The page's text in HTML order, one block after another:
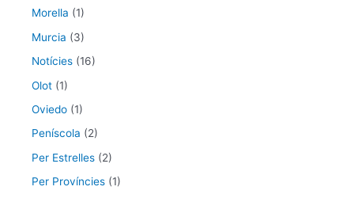
Morella (1)
Murcia (3)
Notícies (16)
Olot (1)
Oviedo (1)
Peníscola (2)
Per Estrelles (2)
Per Províncies (1)